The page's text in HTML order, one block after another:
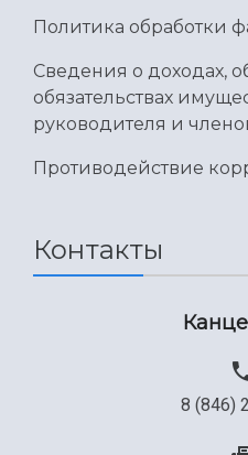
Политика обработки
Сведения о доходах,
обязательствах
руководителя и
Противодействие
Контакты
8 (846)